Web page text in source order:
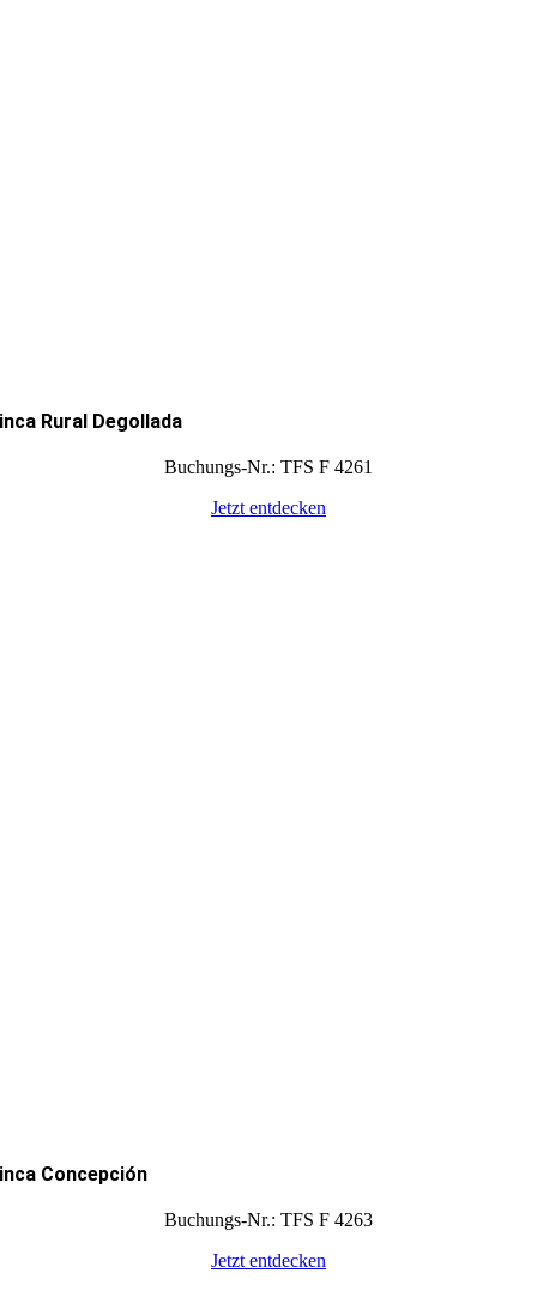
Rural Degollada
Buchungs-Nr.: TFS F 4261
Jetzt entdecken
Concepción
Buchungs-Nr.: TFS F 4263
Jetzt entdecken